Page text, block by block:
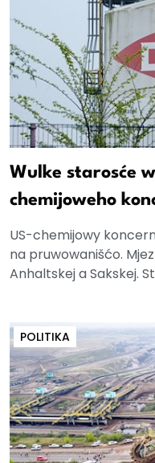
Wulke starosće
chemijoweho
US-chemijowy
na pruwowanišćo.
Anhaltskej a Sakskej.
POLITIKA